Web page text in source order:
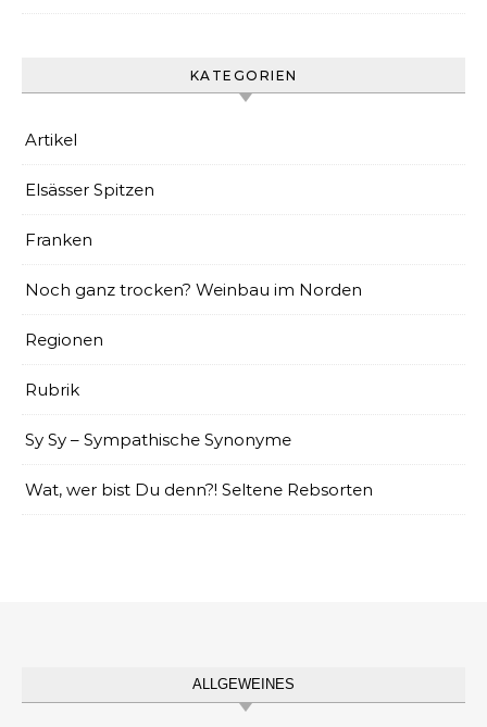
KATEGORIEN
Artikel
Elsässer Spitzen
Franken
Noch ganz trocken? Weinbau im Norden
Regionen
Rubrik
Sy Sy – Sympathische Synonyme
Wat, wer bist Du denn?! Seltene Rebsorten
ALLGEWEINES